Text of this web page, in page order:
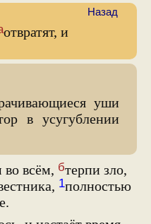
отвратят, и
Назад
уши
в усугублении
во всём, бтерпи зло,
1полностью